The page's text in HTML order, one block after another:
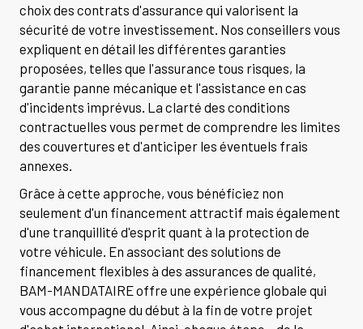
choix des contrats d'assurance qui valorisent la
sécurité de votre investissement. Nos conseillers vous
expliquent en détail les différentes garanties
proposées, telles que l'assurance tous risques, la
garantie panne mécanique et l'assistance en cas
d'incidents imprévus. La clarté des conditions
contractuelles vous permet de comprendre les limites
des couvertures et d'anticiper les éventuels frais
annexes.
Grâce à cette approche, vous bénéficiez non
seulement d'un financement attractif mais également
d'une tranquillité d'esprit quant à la protection de
votre véhicule. En associant des solutions de
financement flexibles à des assurances de qualité,
BAM-MANDATAIRE offre une expérience globale qui
vous accompagne du début à la fin de votre projet